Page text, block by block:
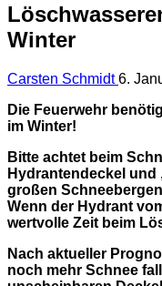
Winter
Carsten Schmidt6.
Die Feuerwehr
im Winter!
Bitte achtet beim
Hydrantendeckel
großen
Wenn der Hydrant
wertvolle Zeit beim
Nach aktueller
noch mehr Schnee